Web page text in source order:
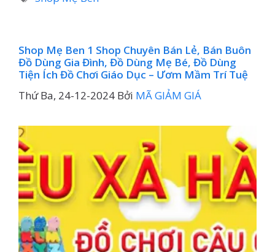
Shop Mẹ Ben 1 Shop Chuyên Bán Lẻ, Bán Buôn
Đồ Dùng Gia Đình, Đồ Dùng Mẹ Bé, Đồ Dùng
Tiện Ích Đồ Chơi Giáo Dục – Ươm Mầm Trí Tuệ
Thứ Ba, 24-12-2024 Bởi MÃ GIẢM GIÁ